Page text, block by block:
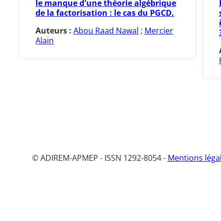
le manque d'une théorie algébrique
de la factorisation : le cas du PGCD.
Auteurs : Abou Raad Nawal ; Mercier
Alain
© ADIREM-APMEP - ISSN 1292-8054 - Mentions